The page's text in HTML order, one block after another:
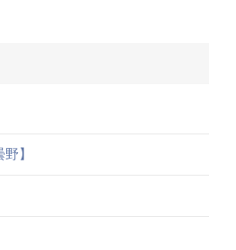
】